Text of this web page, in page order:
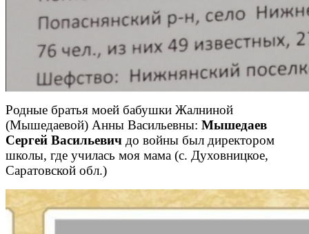
Родные братья моей бабушки Жалниной
(Мышедаевой) Анны Васильевны: Мышедаев
Сергей Васильевич до войны был директором
школы, где училась моя мама (с. Духовницкое,
Саратовской обл.)